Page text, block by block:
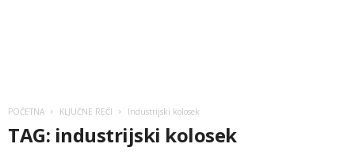
POČETNA KLJUČNE REČI Industrijski kolosek
TAG: industrijski kolosek